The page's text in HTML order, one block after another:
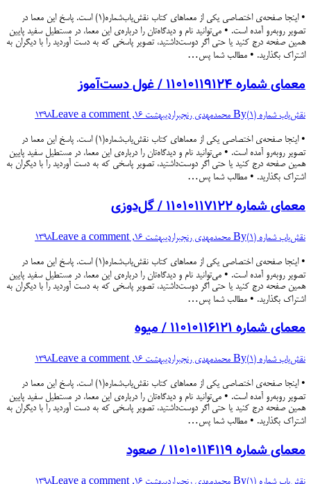
• اینجا صفحه‌ی اختصاصی یکی از معماهای کتاب نقش‌یاب‌شماره(۱) است. پاسخ این معما در
تصویر روبه‌رو آمده است. • می‌توانید نام و دیدگاه‌تان را درباره‌ی این معما، در مستطیل سفید پایین
همین صفحه درج کنید یا حتی اگر دوست‌داشتید، تصویر پاسخی که به دست آوردید را با دیگران به
اشتراک بگذارید. • مطالب شما پس…
معمای شماره ۱۱۰۱۰۱۱۹۱۲۴ / غول دست‌آموز
نقش‌یاب شماره (۱) By محمدمهدی رنجبراردیبهشت 16, 1398 Leave a comment
• اینجا صفحه‌ی اختصاصی یکی از معماهای کتاب نقش‌یاب‌شماره(۱) است. پاسخ این معما در
تصویر روبه‌رو آمده است. • می‌توانید نام و دیدگاه‌تان را درباره‌ی این معما، در مستطیل سفید پایین
همین صفحه درج کنید یا حتی اگر دوست‌داشتید، تصویر پاسخی که به دست آوردید را با دیگران به
اشتراک بگذارید. • مطالب شما پس…
معمای شماره ۱۱۰۱۰۱۱۷۱۲۲ / گل‌دوزی
نقش‌یاب شماره (۱) By محمدمهدی رنجبراردیبهشت 16, 1398 Leave a comment
• اینجا صفحه‌ی اختصاصی یکی از معماهای کتاب نقش‌یاب‌شماره(۱) است. پاسخ این معما در
تصویر روبه‌رو آمده است. • می‌توانید نام و دیدگاه‌تان را درباره‌ی این معما، در مستطیل سفید پایین
همین صفحه درج کنید یا حتی اگر دوست‌داشتید، تصویر پاسخی که به دست آوردید را با دیگران به
اشتراک بگذارید. • مطالب شما پس…
معمای شماره ۱۱۰۱۰۱۱۶۱۲۱ / میوه
نقش‌یاب شماره (۱) By محمدمهدی رنجبراردیبهشت 16, 1398 Leave a comment
• اینجا صفحه‌ی اختصاصی یکی از معماهای کتاب نقش‌یاب‌شماره(۱) است. پاسخ این معما در
تصویر روبه‌رو آمده است. • می‌توانید نام و دیدگاه‌تان را درباره‌ی این معما، در مستطیل سفید پایین
همین صفحه درج کنید یا حتی اگر دوست‌داشتید، تصویر پاسخی که به دست آوردید را با دیگران به
اشتراک بگذارید. • مطالب شما پس…
معمای شماره ۱۱۰۱۰۱۱۴۱۱۹ / صعود
نقش‌یاب شماره (۱) By محمدمهدی رنجبراردیبهشت 16, 1398 Leave a comment